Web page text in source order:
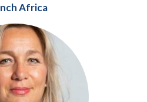
Africa